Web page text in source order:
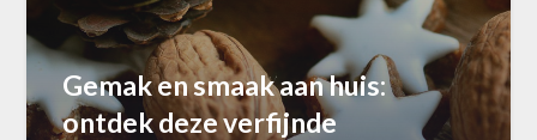
Gemak en smaak aan huis:
ontdek deze verfijnde